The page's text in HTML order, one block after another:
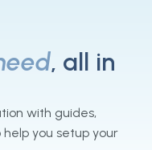
, all in
with guides,
you setup your